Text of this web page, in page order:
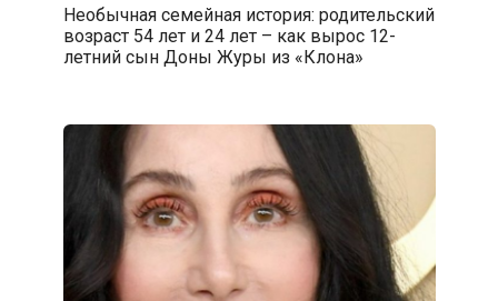
Необычная семейная история: родительский
возраст 54 лет и 24 лет – как вырос 12-
летний сын Доны Журы из «Клона»